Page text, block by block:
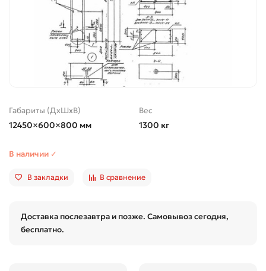
Габариты (ДхШхВ)
12450×600×800 мм
Вес
1300 кг
В наличии ✓
В закладки В сравнение
Доставка послезавтра и позже. Самовывоз сегодня,
бесплатно.